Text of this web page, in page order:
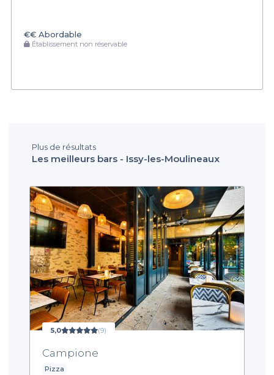
€€ Abordable
Établissement non réservable
Plus de résultats
Les meilleurs bars - Issy-les-Moulineaux
5,0 (9)
Campione
Pizza